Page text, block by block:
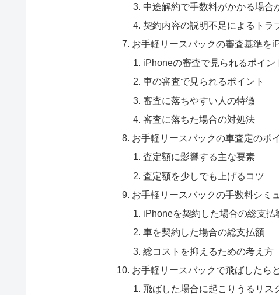
中途解約で手数料がかかる場合
契約内容の説明不足によるトラ
お手軽リースバックの審査基準を
iPhoneの審査で見られるポイン
車の審査で見られるポイント
審査に落ちやすい人の特徴
審査に落ちた場合の対処法
お手軽リースバックの車査定のポ
査定額に影響する主な要素
査定額を少しでも上げるコツ
お手軽リースバックの手数料シミ
iPhoneを契約した場合の総支払
車を契約した場合の総支払額
総コストを抑えるための考え方
お手軽リースバックで飛ばしたら
飛ばした場合に起こりうるリス